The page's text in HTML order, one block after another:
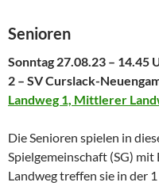
Senioren
Sonntag 27.08.23 – 14.45
2 – SV Curslack-
Landweg 1, Mittlerer
Die Senioren spielen in
Spielgemeinschaft (SG)
Landweg treffen sie in der